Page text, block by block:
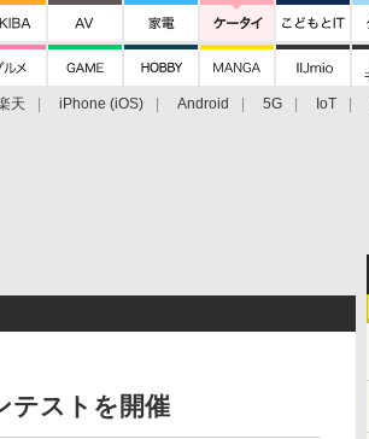
天 iPhone (iOS) Android 5G IoT
テストを開催